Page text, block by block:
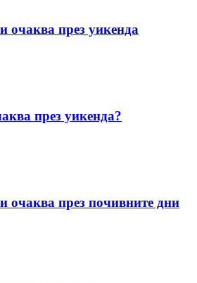
очаква през уикенда
през уикенда?
очаква през почивните дни